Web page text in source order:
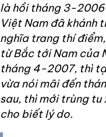
là hồi tháng 3-2006
Việt Nam đã khánh
nghĩa trang thí
từ Bắc tới Nam của
tháng 4-2007, thì
vừa nói mãi đến
sau, thì mới trùng tu
cho biết lý do.